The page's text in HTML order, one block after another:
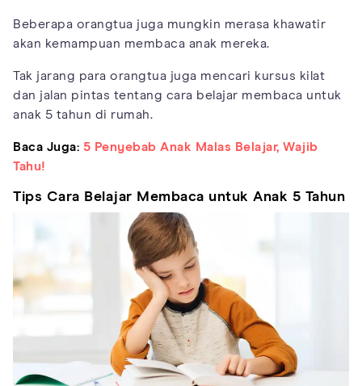
Beberapa orangtua juga mungkin merasa khawatir
akan kemampuan membaca anak mereka.
Tak jarang para orangtua juga mencari kursus kilat
dan jalan pintas tentang cara belajar membaca untuk
anak 5 tahun di rumah.
Baca Juga: 5 Penyebab Anak Malas Belajar, Wajib
Tahu!
Tips Cara Belajar Membaca untuk Anak 5 Tahun